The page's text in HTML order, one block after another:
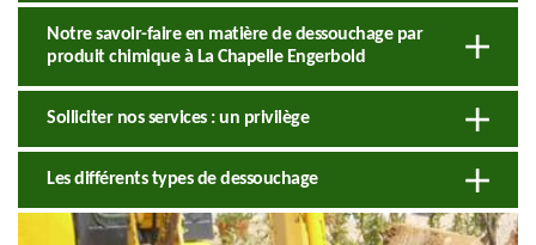
Notre savoir-faire en matière de dessouchage par
produit chimique à La Chapelle Engerbold
Solliciter nos services : un privilège
Les différents types de dessouchage